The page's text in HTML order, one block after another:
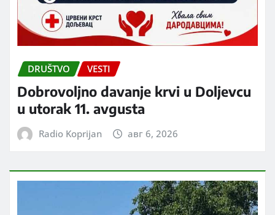
DRUŠTVO VESTI
Dobrovoljno davanje krvi u Doljevcu
u utorak 11. avgusta
Radio Koprijan авг 6, 2026